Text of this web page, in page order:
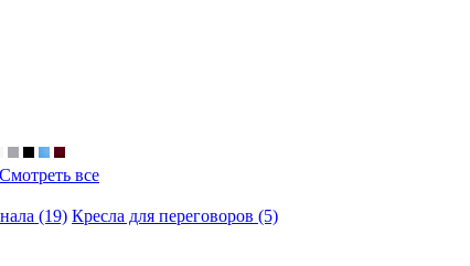
Смотреть все
(19) Кресла для переговоров (5)